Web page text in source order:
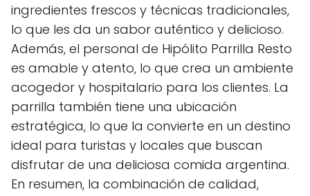
ingredientes frescos y técnicas tradicionales,
lo que les da un sabor auténtico y delicioso.
Además, el personal de Hipólito Parrilla Resto
es amable y atento, lo que crea un ambiente
acogedor y hospitalario para los clientes. La
parrilla también tiene una ubicación
estratégica, lo que la convierte en un destino
ideal para turistas y locales que buscan
disfrutar de una deliciosa comida argentina.
En resumen, la combinación de calidad,